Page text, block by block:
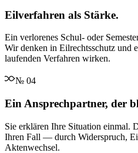
Eilverfahren als Stärke.
Ein verlorenes Schul- oder
Wir denken in Eilrechtsschutz und
laufenden Verfahren wirken.
№ 04
Ein Ansprechpartner, der
Sie erklären Ihre Situation einmal.
Ihren Fall — durch Widerspruch,
Aktenwechsel.